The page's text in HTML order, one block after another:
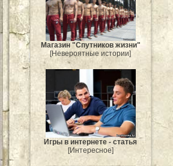
Магазин "Спутников жизни"
[Невероятные истории]
Игры в интернете - статья
[Интересное]